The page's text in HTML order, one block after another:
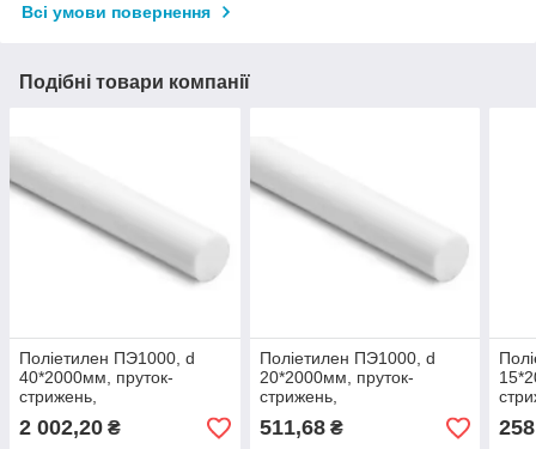
Всі умови повернення
Подібні товари компанії
Поліетилен ПЭ1000, d
40*2000мм, пруток-
стрижень,
надвисокомолекулярний
(НВМПЕ PE-1000) білий
2 002,20 ₴
Поліетилен ПЭ1000, d
20*2000мм, пруток-
стрижень,
надвисокомолекулярний
(НВМПЕ PE-1000)
511,68₴ 258